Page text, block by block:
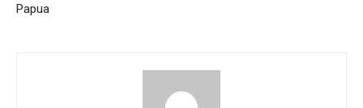
Papua